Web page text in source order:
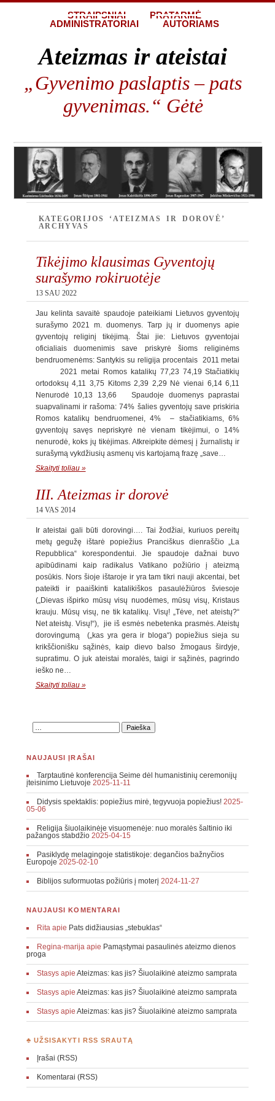
STRAIPSNIAI
PRATARMĖ
ADMINISTRATORIAI
AUTORIAMS
Ateizmas ir ateistai
„Gyvenimo paslaptis – pats
gyvenimas.“ Gėtė
KATEGORIJOS ‘ATEIZMAS IR DOROVĖ’
ARCHYVAS
Tikėjimo klausimas Gyventojų
surašymo rokiruotėje
13 SAU 2022
Jau kelinta savaitė spaudoje pateikiami Lietuvos gyventojų
surašymo 2021 m. duomenys. Tarp jų ir duomenys apie
gyventojų religinį tikėjimą. Štai jie: Lietuvos gyventojai
oficialiais duomenimis save priskyrė šioms religinėms
bendruomenėms: Santykis su religija procentais 2011 metai
2021 metai Romos katalikų 77,23 74,19 Stačiatikių
ortodoksų 4,11 3,75 Kitoms 2,39 2,29 Nė vienai 6,14 6,11
Nenurodė 10,13 13,66 Spaudoje duomenys paprastai
suapvalinami ir rašoma: 74% šalies gyventojų save priskiria
Romos katalikų bendruomenei, 4% – stačiatikiams, 6%
gyventojų savęs nepriskyrė nė vienam tikėjimui, o 14%
nenurodė, koks jų tikėjimas. Atkreipkite dėmesį į žurnalistų ir
surašymą vykdžiusių asmenų vis kartojamą frazę „save…
Skaityti toliau »
III. Ateizmas ir dorovė
14 VAS 2014
Ir ateistai gali būti dorovingi…. Tai žodžiai, kuriuos pereitų
metų gegužę ištarė popiežius Pranciškus dienraščio „La
Repubblica“ korespondentui. Jie spaudoje dažnai buvo
apibūdinami kaip radikalus Vatikano požiūrio į ateizmą
posūkis. Nors šioje ištaroje ir yra tam tikri nauji akcentai, bet
pateikti ir paaiškinti katalikiškos pasaulėžiūros šviesoje
(„Dievas išpirko mūsų visų nuodėmes, mūsų visų, Kristaus
krauju. Mūsų visų, ne tik katalikų. Visų! „Tėve, net ateistų?“
Net ateistų. Visų!“), jie iš esmės nebetenka prasmės. Ateistų
dorovingumą („kas yra gera ir bloga“) popiežius sieja su
krikščionišku sąžinės, kaip dievo balso žmogaus širdyje,
supratimu. O juk ateistai moralės, taigi ir sąžinės, pagrindo
ieško ne…
Skaityti toliau »
NAUJAUSI ĮRAŠAI
Tarptautinė konferencija Seime dėl humanistinių ceremonijų
įteisinimo Lietuvoje 2025-11-11
Didysis spektaklis: popiežius mirė, tegyvuoja popiežius! 2025-
05-06
Religija šiuolaikinėje visuomenėje: nuo moralės šaltinio iki
pažangos stabdžio 2025-04-15
Pasiklydę melagingoje statistikoje: degančios bažnyčios
Europoje 2025-02-10
Biblijos suformuotas požiūris į moterį 2024-11-27
NAUJAUSI KOMENTARAI
Ritaapie Pats didžiausias „stebuklas“
Regina-marijaapie Pamąstymai pasaulinės ateizmo dienos
proga
Stasysapie Ateizmas: kas jis? Šiuolaikinė ateizmo samprata
Stasysapie Ateizmas: kas jis? Šiuolaikinė ateizmo samprata
Stasysapie Ateizmas: kas jis? Šiuolaikinė ateizmo samprata
♣ UŽSISAKYTI RSS SRAUTĄ
Įrašai (RSS)
Komentarai (RSS)